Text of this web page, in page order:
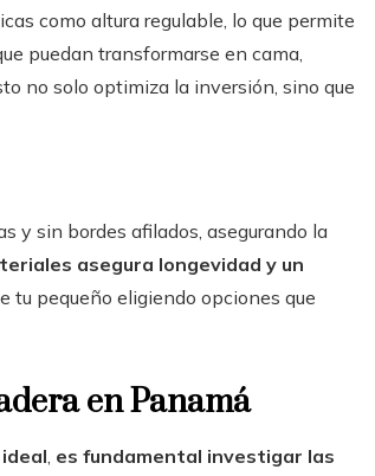
como altura regulable, lo que permite
puedan transformarse en cama,
no solo optimiza la inversión, sino que
y sin bordes afilados, asegurando la
asegura longevidad y un
tu pequeño eligiendo opciones que
en Panamá
, es fundamental investigar las